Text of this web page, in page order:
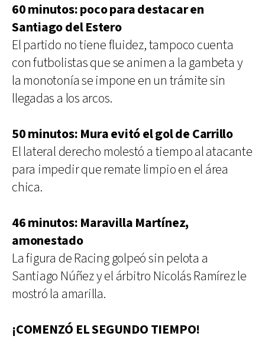
60 minutos: poco para destacar en
Santiago del Estero
El partido no tiene fluidez, tampoco cuenta
con futbolistas que se animen a la gambeta y
la monotonía se impone en un trámite sin
llegadas a los arcos.
50 minutos: Mura evitó el gol de Carrillo
El lateral derecho molestó a tiempo al atacante
para impedir que remate limpio en el área
chica.
46 minutos: Maravilla Martínez,
amonestado
La figura de Racing golpeó sin pelota a
Santiago Núñez y el árbitro Nicolás Ramírez le
mostró la amarilla.
¡COMENZÓ EL SEGUNDO TIEMPO!